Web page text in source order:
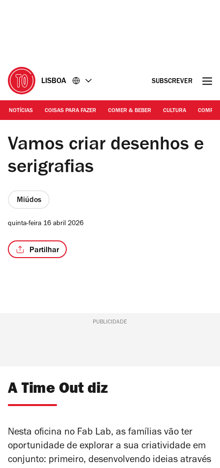
LISBOA SUBSCREVER
NOTÍCIAS COISAS PARA FAZER COMER & BEBER CULTURA
© Sérgio Condeço | 50 cravos
Vamos criar desenhos e
serigrafias
Miúdos
quinta-feira 16 abril 2026
Partilhar
PUBLICIDADE
A Time Out diz
Nesta oficina no Fab Lab, as famílias vão ter
oportunidade de explorar a sua criatividade em
conjunto: primeiro, desenvolvendo ideias através